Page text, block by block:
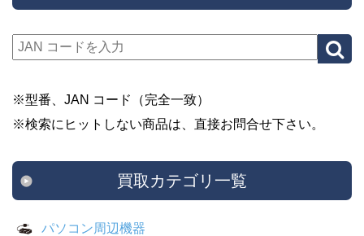
※型番、JAN コード（完全一致）
※検索にヒットしない商品は、直接お問合せ下さい。
買取カテゴリ一覧
パソコン周辺機器